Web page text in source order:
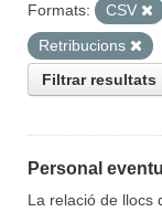
Formats: CSV
Retribucions
Filtrar resultats
Personal
La relació de llocs